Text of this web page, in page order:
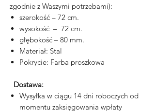
zgodnie z Waszymi potrzebami):
szerokość – 72 cm.
wysokość – 72 cm.
głębokość – 80 mm.
Materiał: Stal
Pokrycie: Farba proszkowa
Dostawa:
Wysyłka w ciągu 14 dni roboczych od
momentu zaksięgowania wpłaty